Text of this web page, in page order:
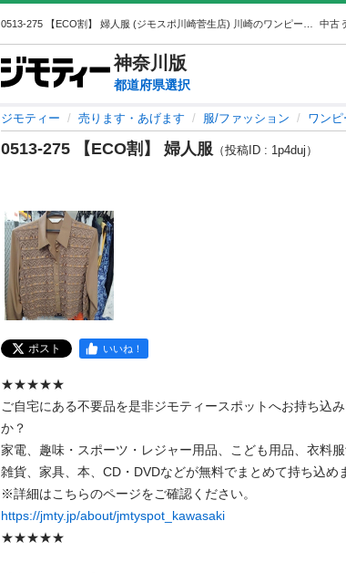
中古
神奈川 版
都道府県選択
ジモティー 売ります・あげます 服/ファッション ワンピ
0513-275 【ECO割】 婦人服 （投稿ID : 1p4duj）
ポスト いいね！
★★★★★
ご自宅にある不要品を是非ジモティースポットへお持ち込
か？
家電、趣味・スポーツ・レジャー用品、こども用品、衣料
雑貨、家具、本、CD・DVDなどが無料でまとめて持ち込め
https://jmty.jp/about/jmtyspot_kawasaki
★★★★★